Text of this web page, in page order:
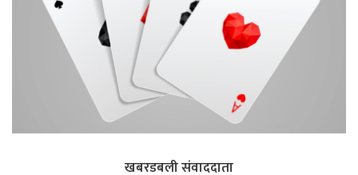
खबरडबली संवाददाता